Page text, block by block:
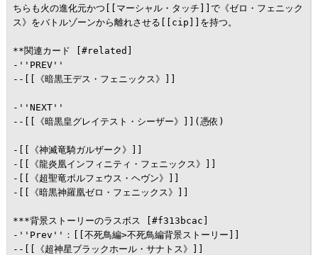
ちらも火の進化元かつ[[マーシャル・タッチ]]で《ゼロ・フェニック
ス》をバトルゾーンから離れさせる[[cip]]を持つ。
**関連カード [#related]
-''PREV''
--[[《暗黒王デス・フェニックス》]]
-''NEXT''
--[[《暗黒皇グレイテスト・シーザー》]](憑依)
-[[《神滅竜騎ガルザーク》]]
-[[《龍炎凰インフィニティ・フェニックス》]]
-[[《超聖竜ボルフェウス・ヘヴン》]]
-[[《暗黒神羅凰ゼロ・フェニックス》]]
***背景ストーリーのラスボス [#f313bcac]
-''Prev''：[[不死鳥編>不死鳥編背景ストーリー]]
--[[《超神星ブラックホール・サナトス》]]